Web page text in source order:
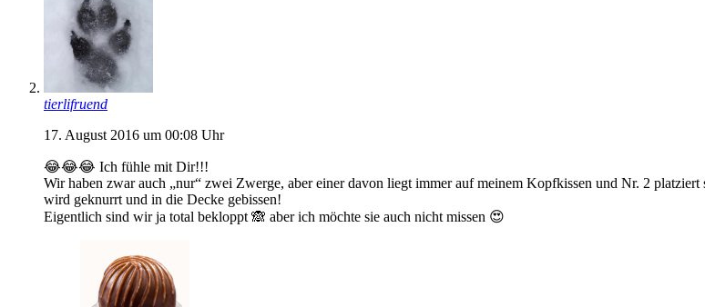
tierlifruend
17. August 2016 um 00:08 Uhr
😂😂😂 Ich fühle mit Dir!!!
Wir haben zwar auch „nur“ zwei Zwerge, aber einer davon liegt immer auf meinem Kopfkissen und Nr. 2
wird geknurrt und in die Decke gebissen!
Eigentlich sind wir ja total bekloppt 🙈 aber ich möchte sie auch nicht missen 😍